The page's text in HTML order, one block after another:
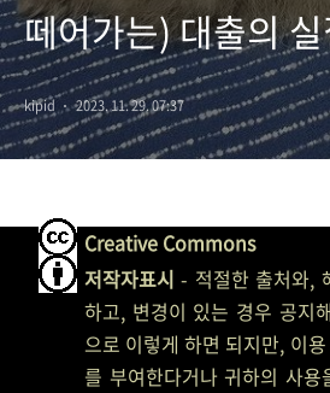
떼어가는) 대출의
kipid 2023. 11. 29. 07:37
Creative Commons
저작자표시 - 적절한 출처와,
하고, 변경이 있는 경우 공지
으로 이렇게 하면 되지만, 이
를 부여한다거나 귀하의 사